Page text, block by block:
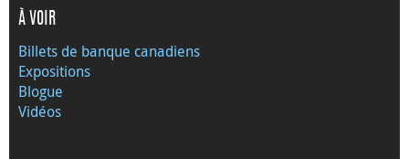
À VOIR
Billets de banque canadiens
Expositions
Blogue
Vidéos